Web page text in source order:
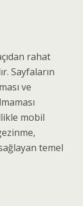
rahat
Sayfaların
ve
mobil
temel